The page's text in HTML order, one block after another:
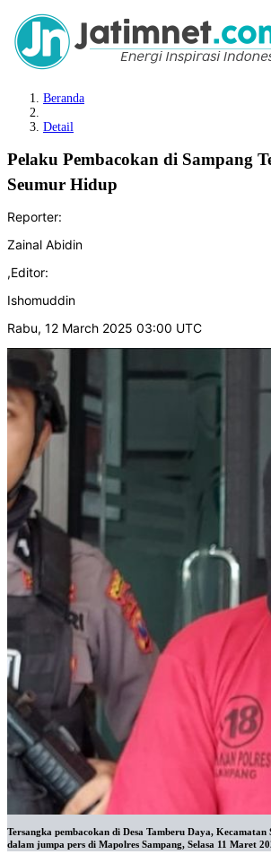
Beranda
Detail
Pelaku Pembacokan di Sampang
Seumur Hidup
Reporter:
Zainal Abidin
,Editor:
Ishomuddin
Rabu, 12 March 2025 03:00 UTC
Tersangka pembacokan di Desa Tamberu Daya,
dalam jumpa pers di Mapolres Sampang, Selasa 11 Maret